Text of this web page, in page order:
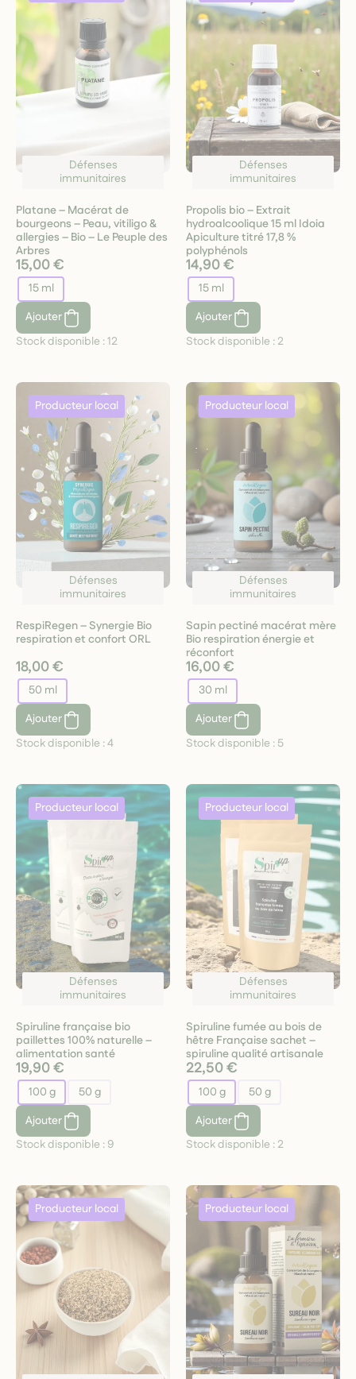
Défenses
immunitaires
Platane – Macérat de
bourgeons – Peau, vitiligo &
allergies – Bio – Le Peuple des
Arbres
15,00 €
15 ml
Ajouter
Stock disponible :12
Défenses
immunitaires
Propolis bio – Extrait
hydroalcoolique 15 ml Idoia
Apiculture titré 17,8 %
polyphénols
14,90 €
15 ml
Ajouter
Stock disponible : 2
Défenses
immunitaires
RespiRegen – Synergie Bio
respiration et confort ORL
18,00 €
50 ml
Ajouter
Stock disponible :4
Défenses
immunitaires
Sapin pectiné macérat mère
Bio respiration énergie et
réconfort
16,00 €
30 ml
Ajouter
Stock disponible : 5
Défenses
immunitaires
Spiruline française bio
paillettes 100% naturelle –
alimentation santé
19,90 €
100 g
50 g
Ajouter
Stock disponible : 9
Défenses
immunitaires
Spiruline fumée au bois de
hêtre Française sachet –
spiruline qualité artisanale
22,50 €
100 g
50 g
Ajouter
Stock disponible : 2